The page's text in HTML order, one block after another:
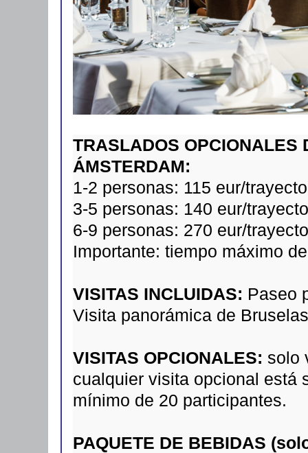
TRASLADOS OPCIONALES
ÁMSTERDAM:
1-2 personas: 115 eur/trayecto
3-5 personas: 140 eur/trayecto
6-9 personas: 270 eur/trayecto
Importante: tiempo máximo
VISITAS INCLUIDAS: Paseo
Visita panorámica de
VISITAS OPCIONALES: solo
cualquier visita opcional está
mínimo de 20 participantes.
PAQUETE DE BEBIDAS